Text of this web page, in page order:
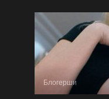
Блогерши